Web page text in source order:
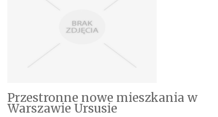
Przestronne nowe mieszkania w
Warszawie Ursusie